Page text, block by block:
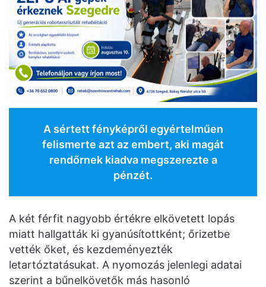
A sértett fényképről egyértelműen
felismerte azt az embert, aki magát
rendőrnek kiadva megszerezte a
pénzét.
A két férfit nagyobb értékre elkövetett lopás
miatt hallgatták ki gyanúsítottként; őrizetbe
vették őket, és kezdeményezték
letartóztatásukat. A nyomozás jelenlegi adatai
szerint a bűnelkövetők más hasonló